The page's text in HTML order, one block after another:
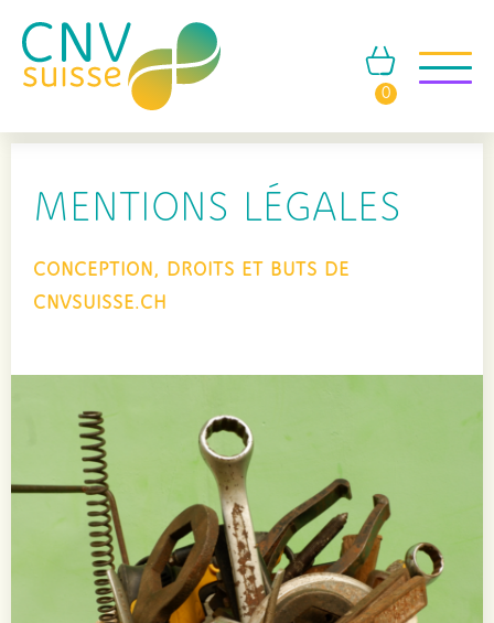
0
MENTIONS LÉGALES
CONCEPTION, DROITS ET BUTS DE
CNVSUISSE.CH